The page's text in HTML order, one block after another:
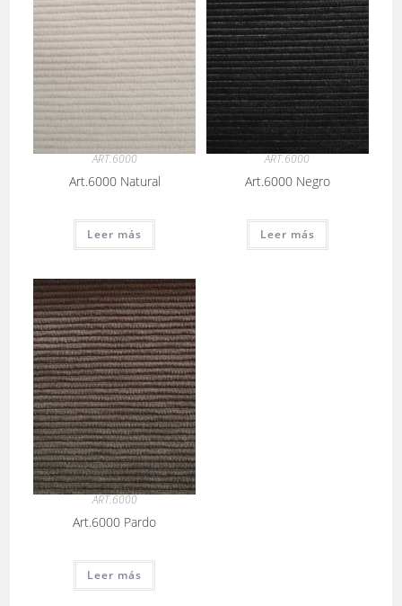
ART.6000
Art.6000 Natural
Leer más
ART.6000
Art.6000 Negro
Leer más
ART.6000
Art.6000 Pardo
Leer más